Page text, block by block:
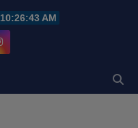
10:26:44 AM